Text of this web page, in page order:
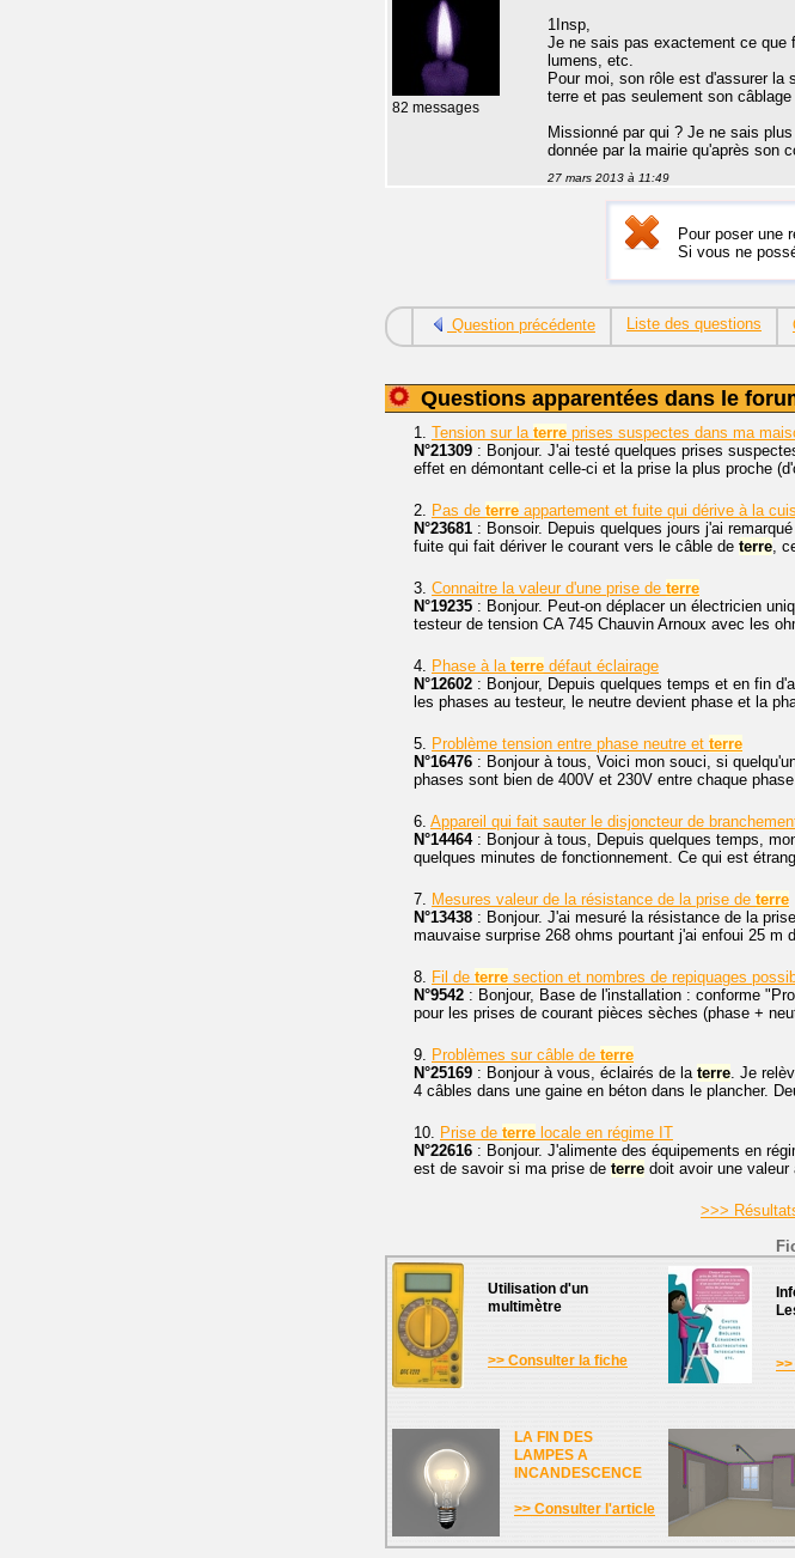
82 messages
1Insp,
Je ne sais pas exactement ce que
lumens, etc.
Pour moi, son rôle est d'assurer la
terre et pas seulement son câblage
Missionné par qui ? Je ne sais
donnée par la mairie qu'après son
27 mars 2013 à 11:49
Pour poser une
Si vous ne
Question précédente Liste des questions
Questions apparentées dans le
1. Tension sur la terre prises suspectes dans ma
N°21309 : Bonjour. J'ai testé quelques prises
effet en démontant celle-ci et la prise la plus proche
2. Pas de terre appartement et fuite qui dérive à la
N°23681 : Bonsoir. Depuis quelques jours j'ai
fuite qui fait dériver le courant vers le câble de terre,
3. Connaitre la valeur d'une prise de terre
N°19235 : Bonjour. Peut-on déplacer un électricien
testeur de tension CA 745 Chauvin Arnoux avec les
4. Phase à la terre défaut éclairage
N°12602 : Bonjour, Depuis quelques temps et en fin
les phases au testeur, le neutre devient phase et la
5. Problème tension entre phase neutre et terre
N°16476 : Bonjour à tous, Voici mon souci, si
phases sont bien de 400V et 230V entre chaque
6. Appareil qui fait sauter le disjoncteur de
N°14464: Bonjour à tous, Depuis quelques temps,
quelques minutes de fonctionnement. Ce qui est
7. Mesures valeur de la résistance de la prise de terre
N°13438 : Bonjour. J'ai mesuré la résistance de la
mauvaise surprise 268 ohms pourtant j'ai enfoui 25 m
8. Fil de terre section et nombres de repiquages
N°9542 : Bonjour, Base de l'installation : conforme
pour les prises de courant pièces sèches (phase +
9. Problèmes sur câble de terre
N°25169 : Bonjour à vous, éclairés de la terre. Je
4 câbles dans une gaine en béton dans le plancher.
10. Prise de terre locale en régime IT
N°22616 : Bonjour. J'alimente des équipements en
est de savoir si ma prise de terre doit avoir une
>>>
Utilisation d'un
multimètre
>> Consulter la fiche
LA FIN DES
LAMPES A
INCANDESCENCE
>> Consulter l'article